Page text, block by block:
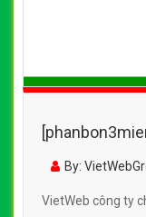
Nghiệp Đồng
By:
VietWeb công ty